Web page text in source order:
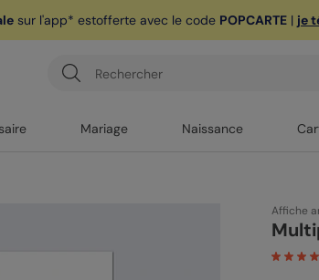
sur l'app* estofferte avec le code POPCARTE| je
Mariage Naissance
Affiche